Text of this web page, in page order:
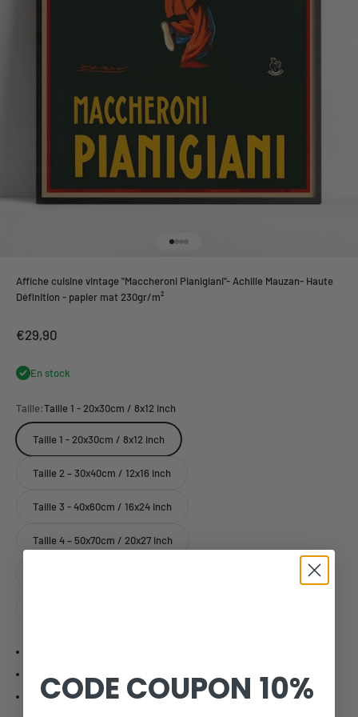
Affiche cuisine vintage "Maccheroni Pianigiani"- Achille Mauzan- Haute
Définition - papier mat 230gr/m²
Prix de vente
€29,90
En stock
Taille:Taille 1 - 20x30cm / 8x12 inch
Taille 1 - 20x30cm / 8x12 inch
Taille 2 – 30x40cm / 12x16 inch
Taille 3 - 40x60cm / 16x24 inch
Taille 4 – 50x70cm / 20x27 inch
Livraison offerte dès 59€ (fr).
CODE COUPON 10%